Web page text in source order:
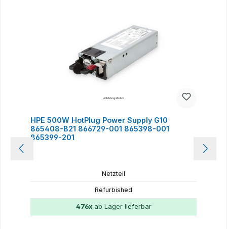
HPE 500W HotPlug Power Supply G10
865408-B21 866729-001 865398-001
865399-201
Netzteil
Refurbished
476xab Lager lieferbar